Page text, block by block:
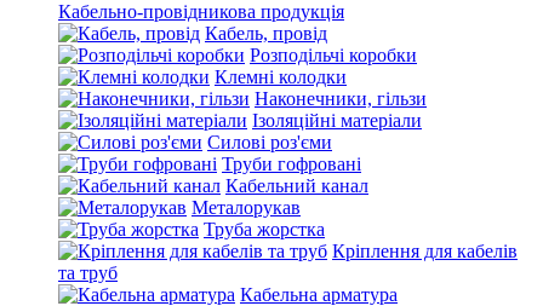
Кабельно-провідникова продукція
Кабель, провід
Розподільчі коробки
Клемні колодки
Наконечники, гільзи
Ізоляційні матеріали
Силові роз'єми
Труби гофровані
Кабельний канал
Металорукав
Труба жорстка
Кріплення для кабелів
та труб
Кабельна арматура